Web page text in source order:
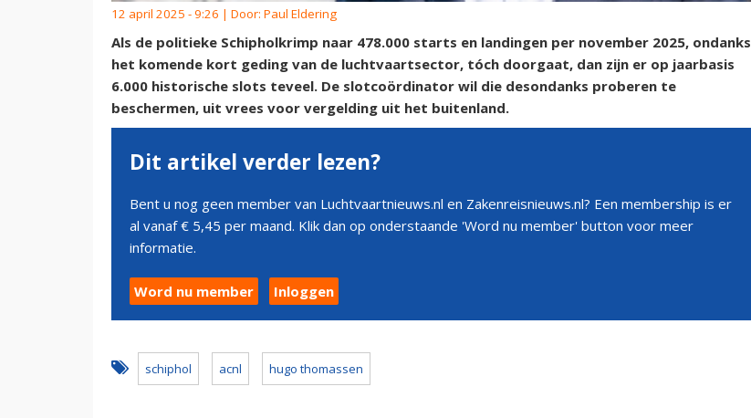
12 april 2025 - 9:26 | Door: Paul Eldering
Als de politieke Schipholkrimp naar 478.000 starts en landingen per november 2025, ondanks
het komende kort geding van de luchtvaartsector, tóch doorgaat, dan zijn er op jaarbasis
6.000 historische slots teveel. De slotcoördinator wil die desondanks proberen te
beschermen, uit vrees voor vergelding uit het buitenland.
Dit artikel verder lezen?
Bent u nog geen member van Luchtvaartnieuws.nl en Zakenreisnieuws.nl? Een membership is er
al vanaf € 5,45 per maand. Klik dan op onderstaande 'Word nu member' button voor meer
informatie.
Word nu member Inloggen
schiphol acnl hugo thomassen